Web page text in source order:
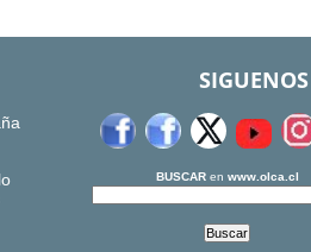
SIGUENOS
BUSCARen www.olca.cl